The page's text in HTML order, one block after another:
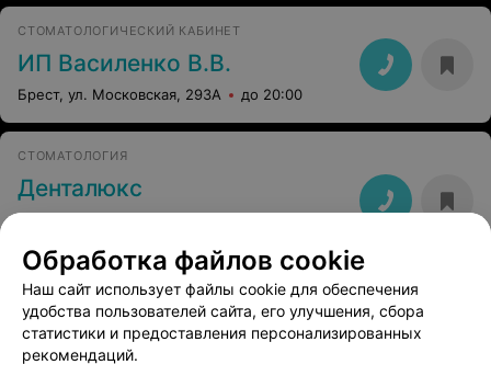
СТОМАТОЛОГИЧЕСКИЙ КАБИНЕТ
ИП Василенко В.В.
Брест, ул. Московская, 293А до 20:00
СТОМАТОЛОГИЯ
Денталюкс
Брест, ул. Советской Конституции, 30
Обработка файлов cookie
Наш сайт использует файлы cookie для обеспечения
удобства пользователей сайта, его улучшения, сбора
статистики и предоставления персонализированных
рекомендаций.